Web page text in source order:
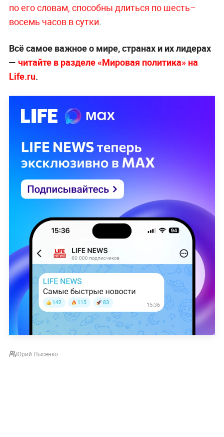
по его словам, способны длиться по шесть–
восемь часов в сутки.
Всё самое важное о мире, странах и их лидерах
— читайте в разделе «Мировая политика» на
Life.ru.
Юрий Лысенко